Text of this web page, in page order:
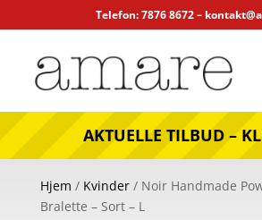
Telefon: 7876 8672 –
AKTUELLE TILBUD –
Hjem / Kvinder/ Noir Handmade
Bralette – Sort – L